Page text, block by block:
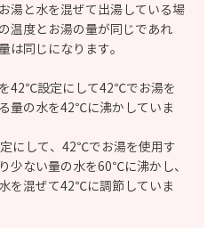
湯と水を混ぜて出湯している場
温度とお湯の量が同じであれ
は同じになります。
42℃設定にして42℃でお湯を
量の水を42℃に沸かしていま
にして、42℃でお湯を使用す
少ない量の水を60℃に沸かし、
を混ぜて42℃に調節していま